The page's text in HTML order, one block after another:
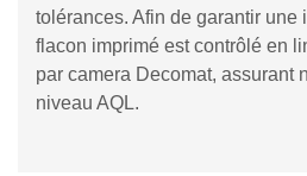
tolérances. Afin de garantir une
flacon imprimé est contrôlé en
par camera Decomat, assurant
niveau AQL.